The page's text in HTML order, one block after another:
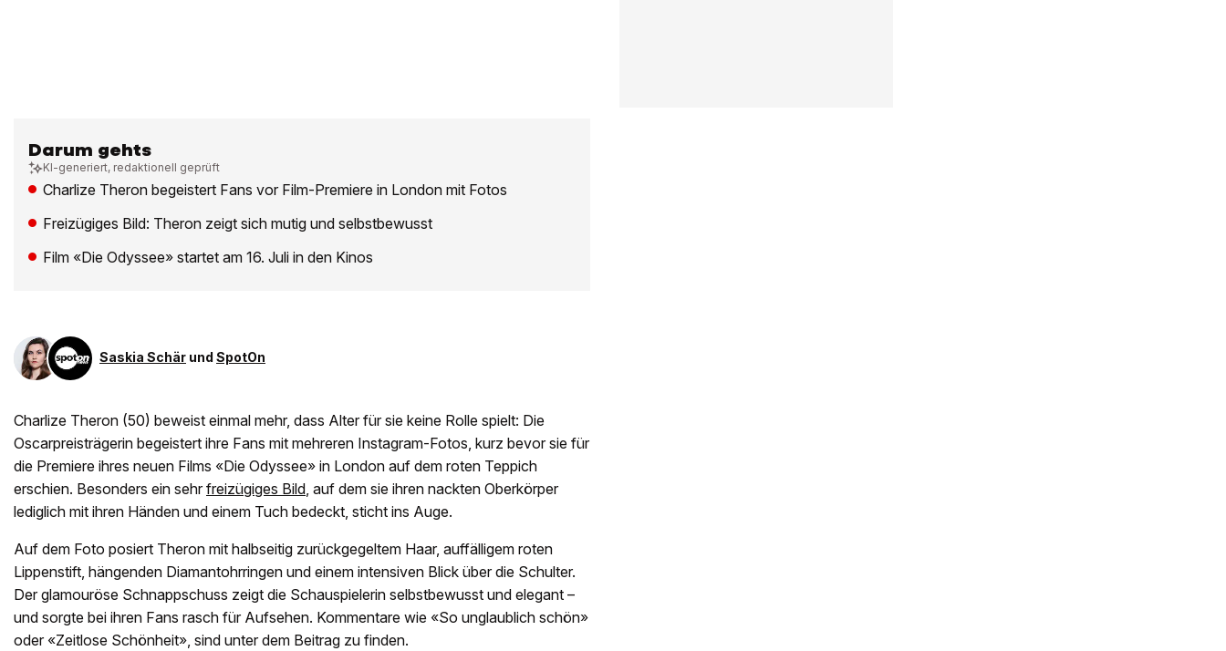
Darum gehts
KI-generiert, redaktionell geprüft
Charlize Theron begeistert Fans vor Film-Premiere in London mit Fotos
Freizügiges Bild: Theron zeigt sich mutig und selbstbewusst
Film «Die Odyssee» startet am 16. Juli in den Kinos
Saskia Schär und SpotOn
Charlize Theron (50) beweist einmal mehr, dass Alter für sie keine Rolle spielt: Die
Oscarpreisträgerin begeistert ihre Fans mit mehreren Instagram-Fotos, kurz bevor sie für
die Premiere ihres neuen Films «Die Odyssee» in London auf dem roten Teppich
erschien. Besonders ein sehr freizügiges Bild, auf dem sie ihren nackten Oberkörper
lediglich mit ihren Händen und einem Tuch bedeckt, sticht ins Auge.
Auf dem Foto posiert Theron mit halbseitig zurückgegeltem Haar, auffälligem roten
Lippenstift, hängenden Diamantohrringen und einem intensiven Blick über die Schulter.
Der glamouröse Schnappschuss zeigt die Schauspielerin selbstbewusst und elegant –
und sorgte bei ihren Fans rasch für Aufsehen. Kommentare wie «So unglaublich schön»
oder «Zeitlose Schönheit», sind unter dem Beitrag zu finden.